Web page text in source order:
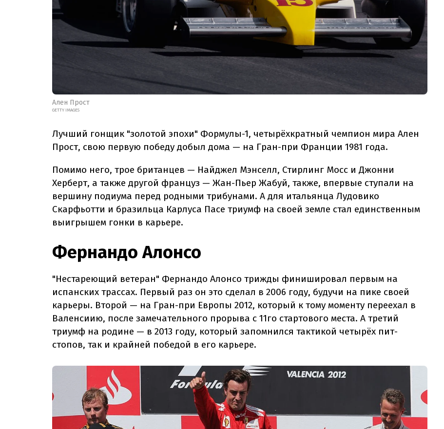
Ален Прост
GETTY IMAGES
Лучший гонщик "золотой эпохи" Формулы-1, четырёхкратный чемпион мира Ален
Прост, свою первую победу добыл дома — на Гран-при Франции 1981 года.
Помимо него, трое британцев — Найджел Мэнселл, Стирлинг Мосс и Джонни
Херберт, а также другой француз — Жан-Пьер Жабуй, также, впервые ступали на
вершину подиума перед родными трибунами. А для итальянца Лудовико
Скарфьотти и бразильца Карлуса Пасе триумф на своей земле стал единственным
выигрышем гонки в карьере.
Фернандо Алонсо
"Нестареющий ветеран" Фернандо Алонсо трижды финишировал первым на
испанских трассах. Первый раз он это сделал в 2006 году, будучи на пике своей
карьеры. Второй — на Гран-при Европы 2012, который к тому моменту переехал в
Валенсиию, после замечательного прорыва с 11го стартового места. А третий
триумф на родине — в 2013 году, который запомнился тактикой четырёх пит-
стопов, так и крайней победой в его карьере.